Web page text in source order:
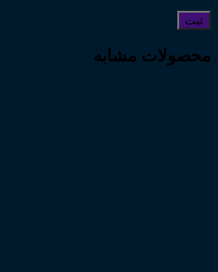
محصولات مشابه